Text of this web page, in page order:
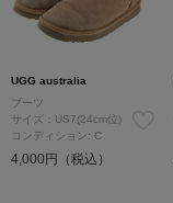
UGG australia
ブーツ
サイズ：US7(24cm位)
コンディション: C
4,000円（税込）